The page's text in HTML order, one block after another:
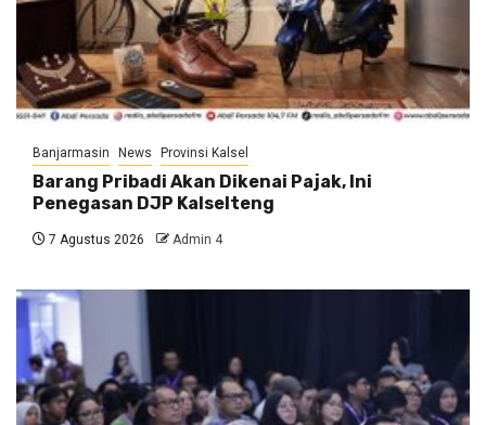
Banjarmasin News Provinsi Kalsel
Barang Pribadi Akan Dikenai Pajak, Ini
Penegasan DJP Kalselteng
7 Agustus 2026 Admin 4